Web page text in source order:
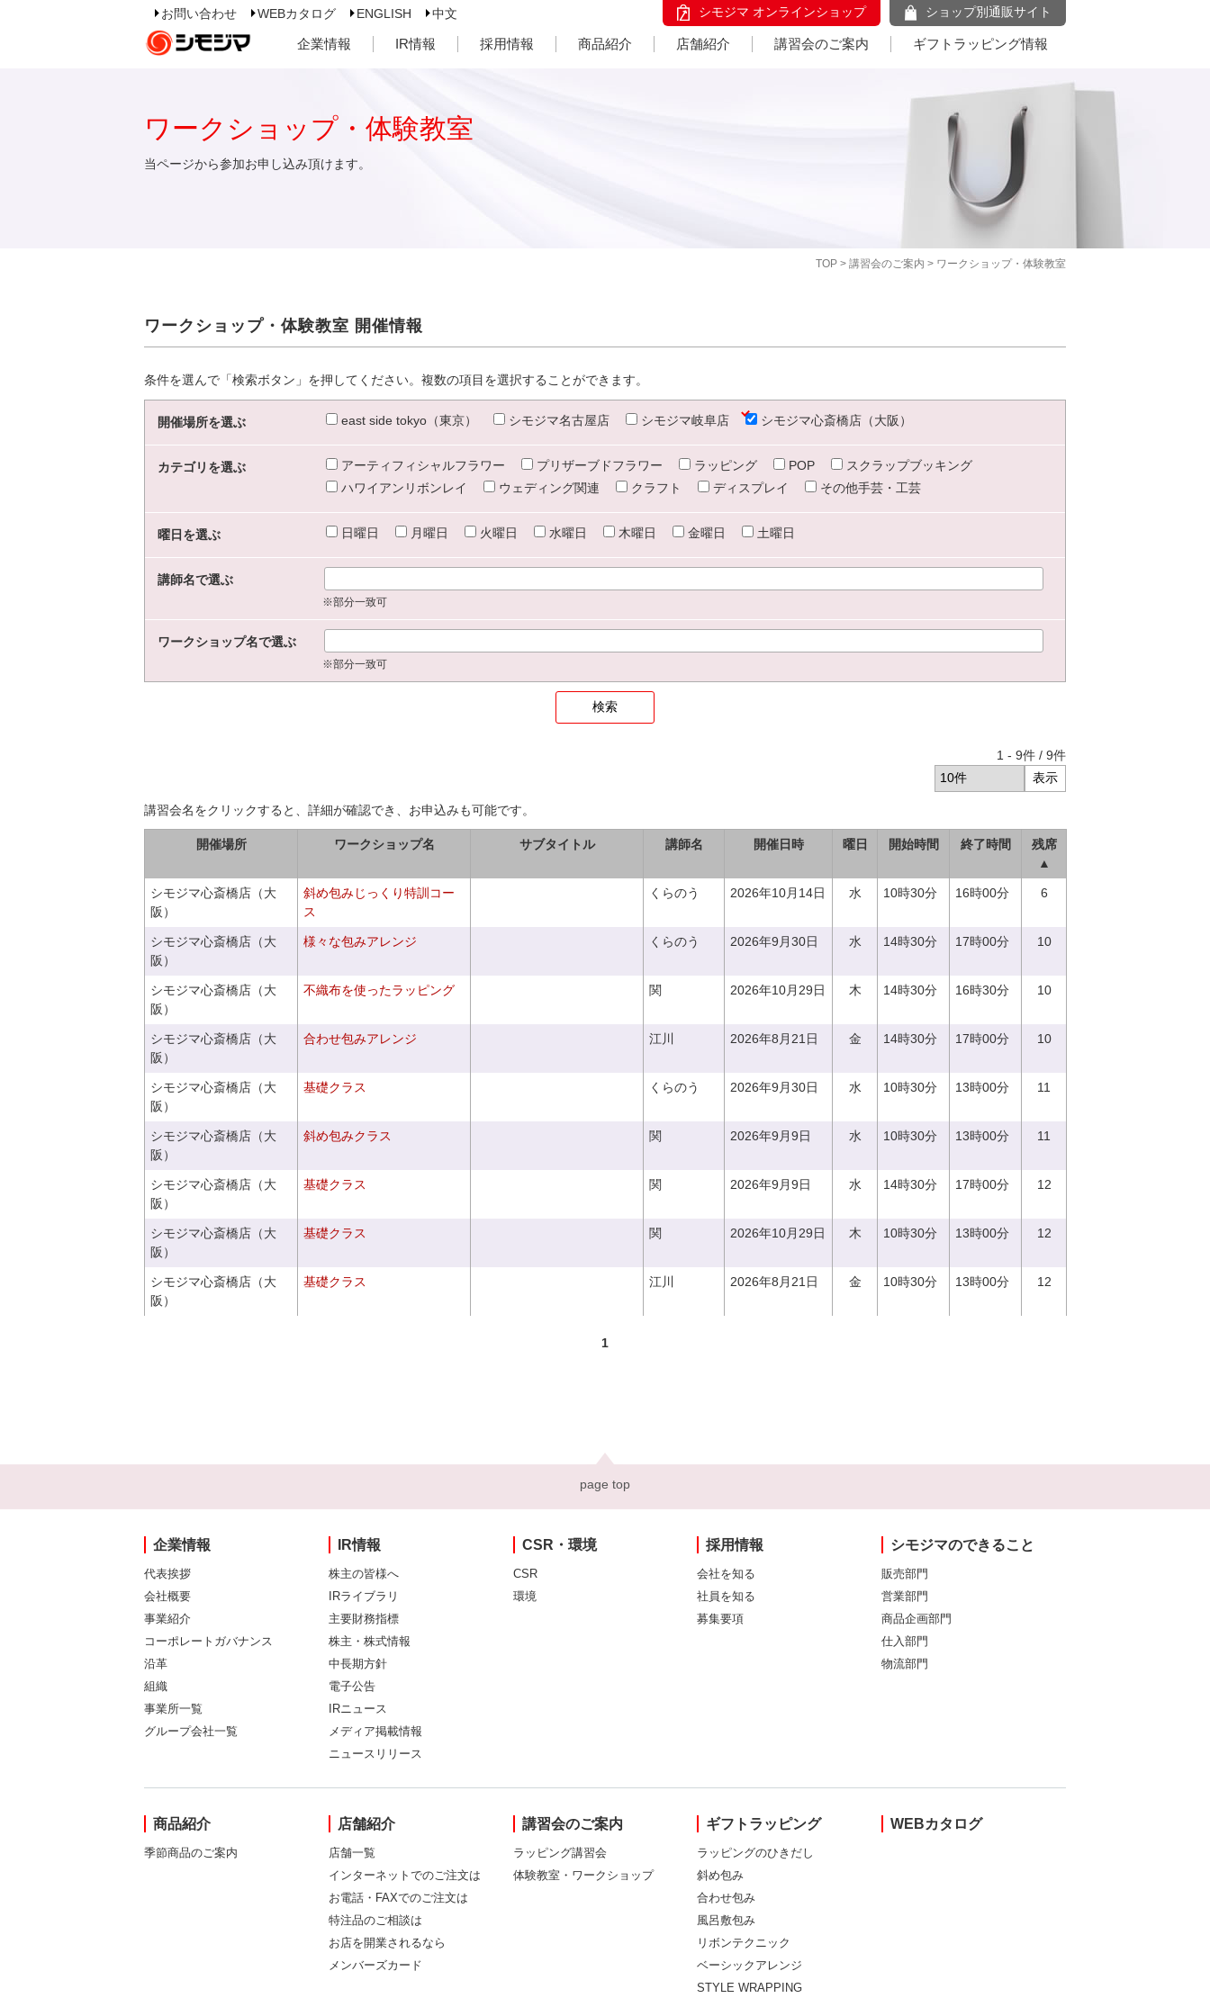
お問い合わせ WEBカタログ ENGLISH 中文 シモジマ オンラインショップ ショップ別通販サイト
企業情報 IR情報 採用情報 商品紹介 店舗紹介 講習会のご案内 ギフトラッピング情報
TOP > 講習会のご案内 > ワークショップ・体験教室
ワークショップ・体験教室
当ページから参加お申し込み頂けます。
ワークショップ・体験教室 開催情報
条件を選んで「検索ボタン」を押してください。複数の項目を選択することができます。
開催場所を選ぶ east side tokyo（東京） シモジマ名古屋店 シモジマ岐阜店 シモジマ心斎橋店（大阪）
カテゴリを選ぶ アーティフィシャルフラワー プリザーブドフラワー ラッピング POP
スクラップブッキング
ハワイアンリボンレイ
ウェディング関連 クラフト ディスプレイ その他手芸・工芸
曜日を選ぶ 日曜日 月曜日 火曜日 水曜日 木曜日 金曜日 土曜日
講師名で選ぶ
※部分一致可
ワークショップ名で選ぶ
※部分一致可
1 - 9件 / 9件
講習会名をクリックすると、詳細が確認でき、お申込みも可能です。
開催場所 ワークショップ名 サブタイトル 講師名 開催日時 曜日 開始時間 終了時間
残席
▲
シモジマ心斎橋店（大
阪）
斜め包みじっくり特訓コー
ス
くらのう 2026年10月14日 水 10時30分 16時00分 6
シモジマ心斎橋店（大
阪）
様々な包みアレンジ くらのう 2026年9月30日 水 14時30分 17時00分 10
シモジマ心斎橋店（大
阪）
不織布を使ったラッピング 関 2026年10月29日 木 14時30分 16時30分 10
シモジマ心斎橋店（大
阪）
合わせ包みアレンジ 江川 2026年8月21日 金 14時30分 17時00分 10
シモジマ心斎橋店（大
阪）
基礎クラス くらのう 2026年9月30日 水 10時30分 13時00分 11
シモジマ心斎橋店（大
阪）
斜め包みクラス 関 2026年9月9日 水 10時30分 13時00分 11
シモジマ心斎橋店（大
阪）
基礎クラス 関 2026年9月9日 水 14時30分 17時00分 12
シモジマ心斎橋店（大
阪）
基礎クラス 関 2026年10月29日 木 10時30分 13時00分 12
シモジマ心斎橋店（大
阪）
基礎クラス 江川 2026年8月21日 金 10時30分 13時00分 12
1
page top
企業情報
代表挨拶
会社概要
事業紹介
コーポレートガバナンス
沿革
組織
事業所一覧
グループ会社一覧
IR情報
株主の皆様へ
IRライブラリ
主要財務指標
株主・株式情報
中長期方針
電子公告
IRニュース
メディア掲載情報
ニュースリリース
CSR・環境
CSR
環境
採用情報
会社を知る
社員を知る
募集要項
シモジマのできること
販売部門
営業部門
商品企画部門
仕入部門
物流部門
商品紹介
季節商品のご案内
店舗紹介
店舗一覧
インターネットでのご注文は
お電話・FAXでのご注文は
特注品のご相談は
お店を開業されるなら
メンバーズカード
講習会のご案内
ラッピング講習会
体験教室・ワークショップ
ギフトラッピング
ラッピングのひきだし
斜め包み
合わせ包み
風呂敷包み
リボンテクニック
ベーシックアレンジ
STYLE WRAPPING
WEBカタログ